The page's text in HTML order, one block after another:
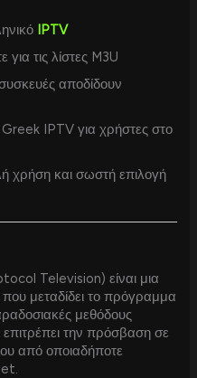
IPTV
για τις λίστες M3U
αποδίδουν
Greek IPTV για χρήστες στο
χρήση και σωστή επιλογή
Television) είναι μια
μεταδίδει το πρόγραμμα
μεθόδους
την πρόσβαση σε
από οποιαδήποτε